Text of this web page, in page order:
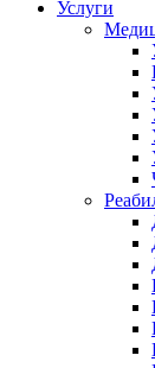
Услуги